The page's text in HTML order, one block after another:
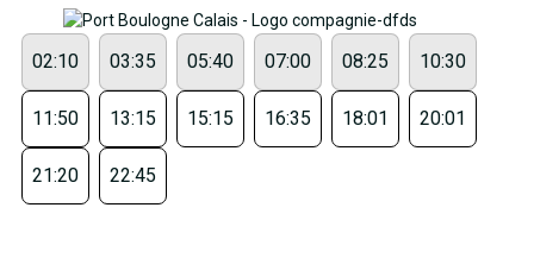
02:10 03:35 05:40 07:00 08:25 10:30
11:50 13:15 15:15 16:35 18:01 20:01
21:20 22:45